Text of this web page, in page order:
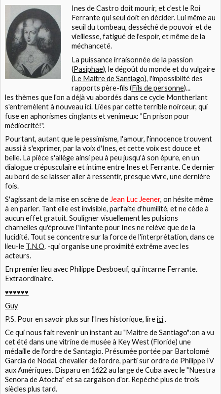
Ines de Castro doit mourir, et c'est le Roi
Ferrante qui seul doit en décider. Lui même au
seuil du tombeau, desséché de pouvoir et de
vieillesse, fatigué de l'espoir, et même de la
méchanceté.
La puissance irraisonnée de la passion
(Pasiphae), le dégoût du monde et du vulgaire
(Le Maitre de Santiago), l'impossiblité des
rapports père-fils (Fils de personne)...
les thèmes que l'on a déjà vu abordés dans ce cycle Montherlant
s'entremèlent à nouveau ici. Liées par cette terrible noirceur, qui
fuse en aphorismes cinglants et venimeux: "En prison pour
médiocrité!".
Pourtant, autant que le pessimisme, l'amour, l'innocence trouvent
aussi à s'exprimer, par la voix d'Ines, et cette voix est douce et
belle. La pièce s'allège ainsi peu à peu jusqu'à son épure, en un
dialogue crépusculaire et intime entre Ines et Ferrante. Ce dernier
au bord de se laisser aller à ressentir, presque vivre, une dernière
fois.
S'agissant de la mise en scène de Jean Luc Jeener, on hésite même
à en parler. Tant elle est invisible, parfaite d'humilité, et ne cède à
aucun effet gratuit. Souligner visuellement les pulsions
charnelles qu'éprouve l'Infante pour Ines ne relève que de la
lucidité. Tout se concentre sur la force de l'interprétation, dans ce
lieu-le T.N.O. -qui organise une proximité extrême avec les
acteurs.
En premier lieu avec Philippe Desboeuf, qui incarne Ferrante.
Extraordinaire.
♥♥♥♥♥♥
Guy
P.S. Pour en savoir plus sur l'Ines historique, lireici.
Ce qui nous fait revenir un instant au"Maitre de Santiago":on a vu
cet été dans une vitrine de musée à Key West (Floride) une
médaille de l'ordre de Santagio. Présumée portée par Bartolomé
Garcia de Nodal, chevalier de l'ordre, parti sur ordre de Philippe IV
aux Amériques. Disparu en 1622 au large de Cuba avec le "Nuestra
Senora de Atocha" et sa cargaison d'or. Repéché plus de trois
siècles plus tard.